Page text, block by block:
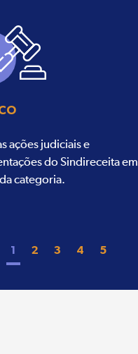
ações judiciais e
do Sindireceita em
categoria.
1 2 3 4 5